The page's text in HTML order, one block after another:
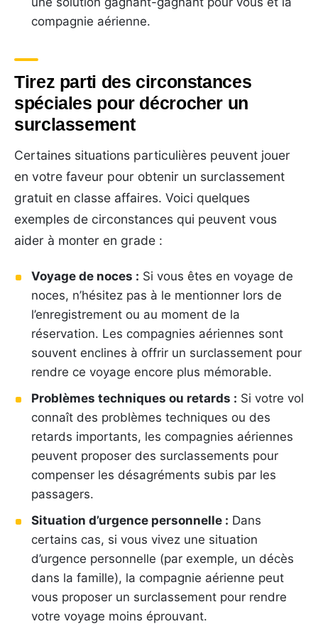
compagnie aérienne.
Tirez parti des circonstances
spéciales pour décrocher un
surclassement
Certaines situations particulières peuvent jouer
en votre faveur pour obtenir un surclassement
gratuit en classe affaires. Voici quelques
exemples de circonstances qui peuvent vous
aider à monter en grade :
Voyage de noces : Si vous êtes en voyage de
noces, n’hésitez pas à le mentionner lors de
l’enregistrement ou au moment de la
réservation. Les compagnies aériennes sont
souvent enclines à offrir un surclassement pour
rendre ce voyage encore plus mémorable.
Problèmes techniques ou retards : Si votre vol
connaît des problèmes techniques ou des
retards importants, les compagnies aériennes
peuvent proposer des surclassements pour
compenser les désagréments subis par les
passagers.
Situation d’urgence personnelle : Dans
certains cas, si vous vivez une situation
d’urgence personnelle (par exemple, un décès
dans la famille), la compagnie aérienne peut
vous proposer un surclassement pour rendre
votre voyage moins éprouvant.